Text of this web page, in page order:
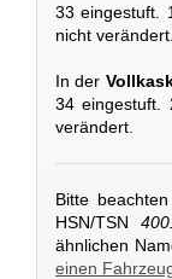
33 eingestuft.
nicht verändert.
In der
34 eingestuft.
verändert.
Bitte
HSN/TSN
ähnlichen
einen